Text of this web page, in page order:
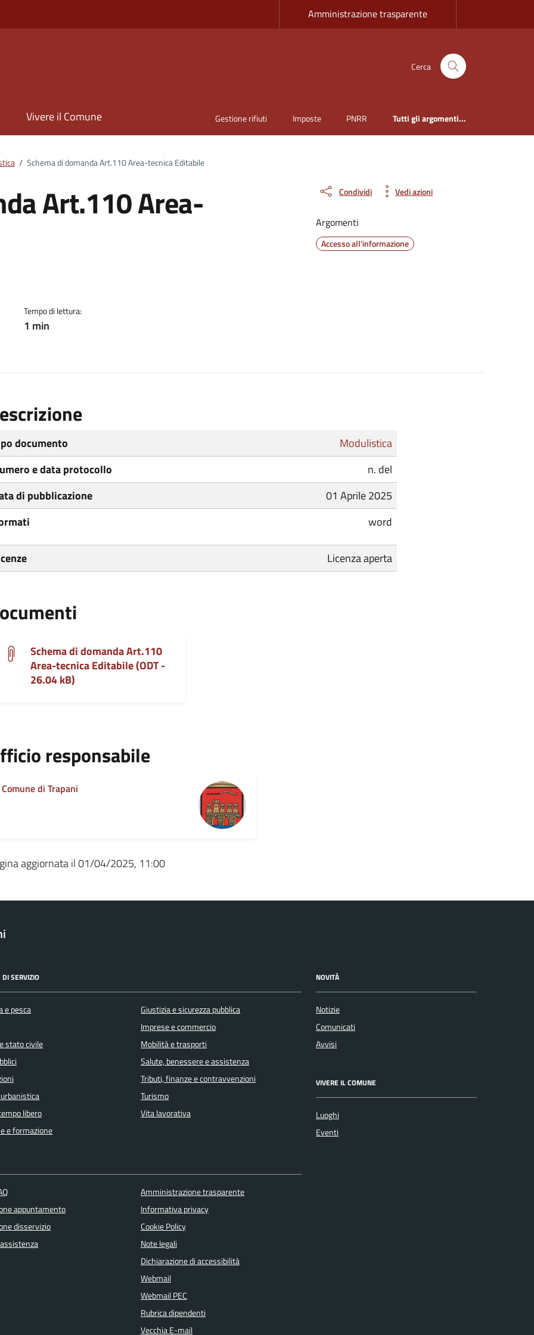
Amministrazione trasparente
Cerca
Vivere il Comune Gestione rifiuti Imposte PNRR Tutti gli argomenti...
/ Schema di domanda Art.110 Area-tecnica Editabile
Art.110 Area-
Tempo di lettura:
1 min
Condividi Vedi azioni
Argomenti
Accesso all'informazione
documento
Modulistica
e data protocollo
n. del
di pubblicazione
01 Aprile 2025
word
Licenza aperta
Schema di domanda Art.110
Area-tecnica Editabile (ODT -
26.04 kB)
responsabile
Comune di Trapani
aggiornata il 01/04/2025, 11:00
DI SERVIZIO
e pesca
stato civile
libero
e formazione
Giustizia e sicurezza pubblica
Imprese e commercio
Mobilità e trasporti
Salute, benessere e assistenza
Tributi, finanze e contravvenzioni
Turismo
Vita lavorativa
NOVITÀ
Notizie
Comunicati
Avvisi
VIVERE IL COMUNE
Luoghi
Eventi
appuntamento
disservizio
Amministrazione trasparente
Informativa privacy
Cookie Policy
Note legali
Dichiarazione di accessibilità
Webmail
Webmail PEC
Rubrica dipendenti
Vecchia E-mail